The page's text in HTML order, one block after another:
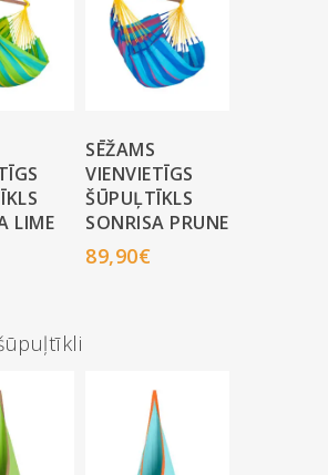
LIME
SĒŽAMS
VIENVIETĪGS
ŠŪPUĻTĪKLS
SONRISA PRUNE
89,90€